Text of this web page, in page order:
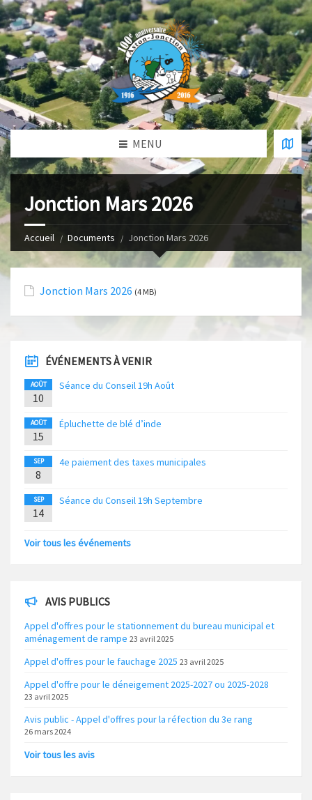
MENU
Jonction Mars 2026
Accueil Documents Jonction Mars 2026
Jonction Mars 2026 (4 MB)
ÉVÉNEMENTS À VENIR
AOÛT
10
Séance du Conseil 19h Août
AOÛT
15
Épluchette de blé d’inde
SEP
8
4e paiement des taxes municipales
SEP
14
Séance du Conseil 19h Septembre
Voir tous les événements
AVIS PUBLICS
Appel d'offres pour le stationnement du bureau municipal et
aménagement de rampe 23 avril 2025
Appel d'offres pour le fauchage 2025 23 avril 2025
Appel d'offre pour le déneigement 2025-2027 ou 2025-2028
23 avril 2025
Avis public - Appel d'offres pour la réfection du 3e rang
26 mars 2024
Voir tous les avis